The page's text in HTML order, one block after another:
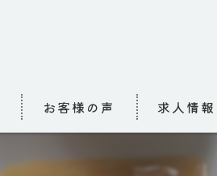
お客様の声 求人情報